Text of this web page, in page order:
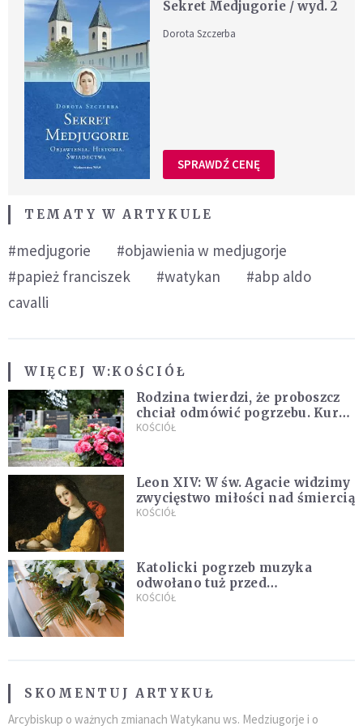
Sekret Medjugorie / wyd. 2
Dorota Szczerba
SPRAWDŹ CENĘ
TEMATY W ARTYKULE
#medjugorie
#objawienia w medjugorje
#papież franciszek
#watykan
#abp aldo
cavalli
WIĘCEJ W:KOŚCIÓŁ
Rodzina twierdzi, że proboszcz
chciał odmówić pogrzebu. Kuria
zapowiada wyjaśnienia
KOŚCIÓŁ
Leon XIV: W św. Agacie widzimy
zwycięstwo miłości nad śmiercią
KOŚCIÓŁ
Katolicki pogrzeb muzyka
odwołano tuż przed
uroczystością. Powodem była
KOŚCIÓŁ
SKOMENTUJ ARTYKUŁ
Arcybiskup o ważnych zmianach Watykanu ws. Medziugorje i o